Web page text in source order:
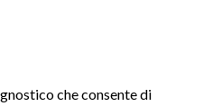
che consente di